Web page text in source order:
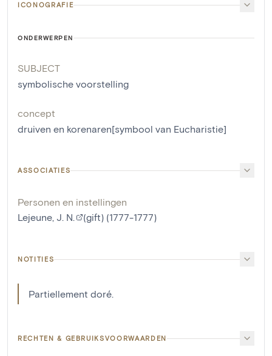
ICONOGRAFIE
ONDERWERPEN
SUBJECT
symbolische voorstelling
concept
druiven en korenaren[symbool van Eucharistie]
ASSOCIATIES
Personen en instellingen
Lejeune, J. N.
(gift) (1777-1777)
NOTITIES
Partiellement doré.
RECHTEN & GEBRUIKSVOORWAARDEN